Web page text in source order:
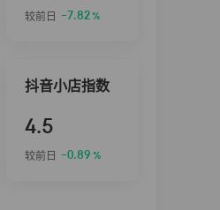
较前日 -7.82%
抖音小店指数
4.5
较前日 -0.89 %